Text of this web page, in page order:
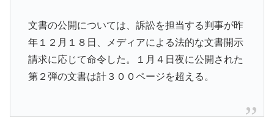
文書の公開については、訴訟を担当する判事が昨
年１２月１８日、メディアによる法的な文書開示
請求に応じて命令した。１月４日夜に公開された
第２弾の文書は計３００ページを超える。